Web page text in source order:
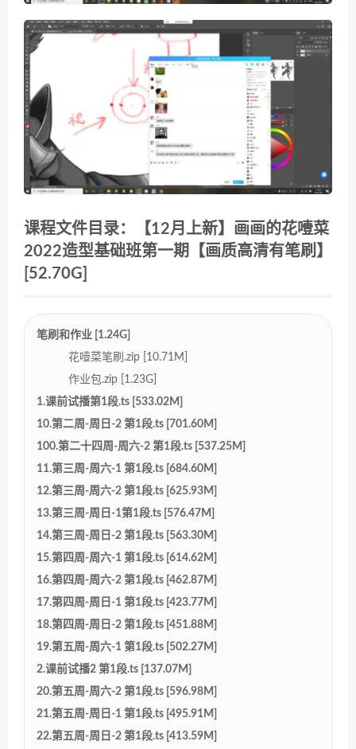
课程文件目录：【12月上新】画画的花噎菜
2022造型基础班第一期【画质高清有笔刷】
[52.70G]
笔刷和作业 [1.24G]
花噎菜笔刷.zip [10.71M]
作业包.zip [1.23G]
1.课前试播第1段.ts [533.02M]
10.第二周-周日-2 第1段.ts [701.60M]
100.第二十四周-周六-2 第1段.ts [537.25M]
11.第三周-周六-1 第1段.ts [684.60M]
12.第三周-周六-2 第1段.ts [625.93M]
13.第三周-周日-1第1段.ts [576.47M]
14.第三周-周日-2 第1段.ts [563.30M]
15.第四周-周六-1 第1段.ts [614.62M]
16.第四周-周六-2 第1段.ts [462.87M]
17.第四周-周日-1 第1段.ts [423.77M]
18.第四周-周日-2 第1段.ts [451.88M]
19.第五周-周六-1 第1段.ts [502.27M]
2.课前试播2 第1段.ts [137.07M]
20.第五周-周六-2 第1段.ts [596.98M]
21.第五周-周日-1 第1段.ts [495.91M]
22.第五周-周日-2 第1段.ts [413.59M]